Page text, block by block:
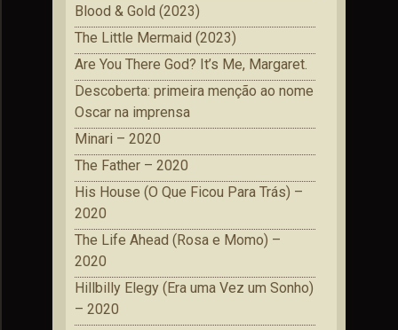
Blood & Gold (2023)
The Little Mermaid (2023)
Are You There God? It’s Me, Margaret.
Descoberta: primeira menção ao nome
Oscar na imprensa
Minari – 2020
The Father – 2020
His House (O Que Ficou Para Trás) –
2020
The Life Ahead (Rosa e Momo) –
2020
Hillbilly Elegy (Era uma Vez um Sonho)
– 2020